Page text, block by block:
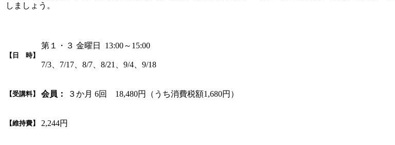
しましょう。
【日 時】
第１・３ 金曜日 13:00～15:00
7/3、7/17、8/7、8/21、9/4、9/18
【受講料】 会員： ３か月 6回 18,480円（うち消費税額1,680円）
【維持費】 2,244円